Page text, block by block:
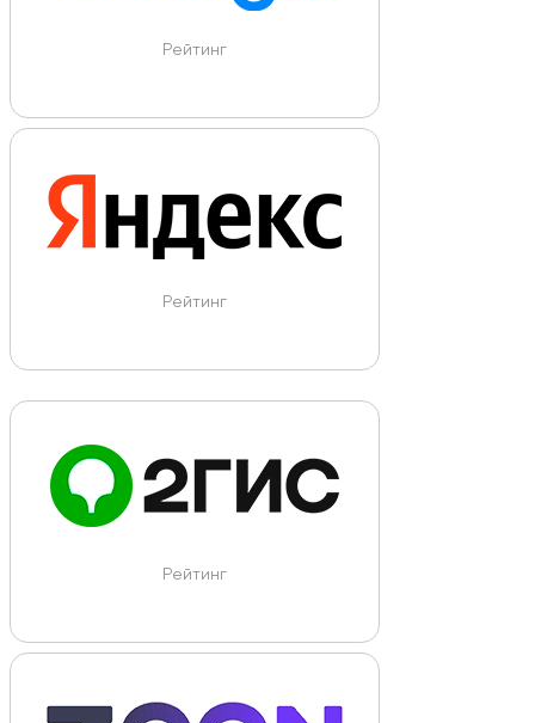
Рейтинг
Рейтинг
Рейтинг